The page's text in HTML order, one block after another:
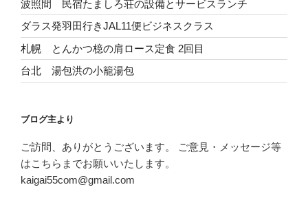
波照間 民宿たましろ荘の設備とサービスランチ
ダラス発羽田行きJAL11便ビジネスクラス
札幌 とんかつ檍の肩ロース定食 2回目
台北 湯包洪の小籠湯包
ブログ主より
ご訪問、ありがとうございます。 ご意見・メッセージ等
はこちらまでお願いいたします。
kaigai55com@gmail.com